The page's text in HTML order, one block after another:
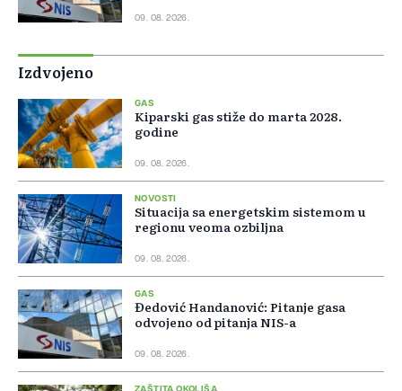
09. 08. 2026.
Izdvojeno
GAS
Kiparski gas stiže do marta 2028.
godine
09. 08. 2026.
NOVOSTI
Situacija sa energetskim sistemom u
regionu veoma ozbiljna
09. 08. 2026.
GAS
Đedović Handanović: Pitanje gasa
odvojeno od pitanja NIS-a
09. 08. 2026.